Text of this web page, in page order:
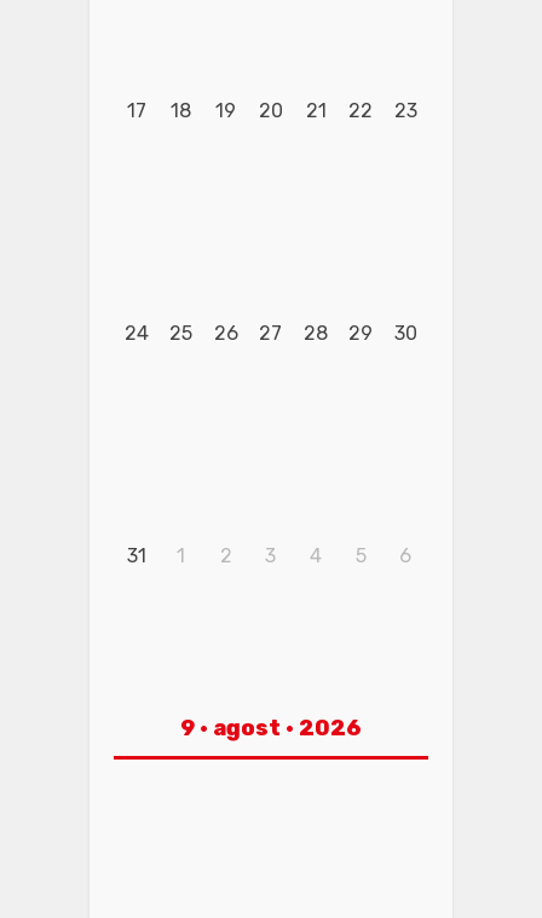
17 18 19 20 21 22 23
24 25 26 27 28 29 30
31 1 2 3 4 5 6
9 · agost · 2026